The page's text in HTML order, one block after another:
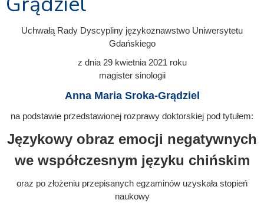
Uchwałą Rady Dyscypliny językoznawstwo Uniwersytetu
Gdańskiego
z dnia 29 kwietnia 2021 roku
magister sinologii
Anna Maria Sroka-Grądziel
na podstawie przedstawionej rozprawy doktorskiej pod tytułem:
Językowy obraz emocji negatywnych
we współczesnym języku chińskim
oraz po złożeniu przepisanych egzaminów uzyskała stopień
naukowy